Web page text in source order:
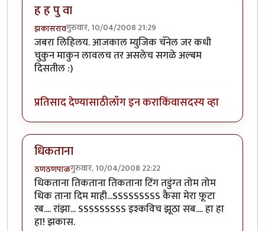
ह ह पु वा
झकासरावगुरुवार, 10/04/2008 21:29
जबरा लिहिलय. आजकाल म्युजिक चॅनेल जर कधी
चुकुन माकुन लावलच तर असलेच सगळे अल्बम
दिसतील :)
प्रतिसाद देण्यासाठीलॉग इन कराकिंवासदस्य व्हा
धिकताना
ठणठणपाळगुरुवार, 10/04/2008 22:22
धिकताना तिकताना तिकताना टिंग तडुंग्त तोम तोम
धिक ताना दिम माही...SSSSSSSSS कैसा मेरा फ़ूटा
रब.... रांझा... SSSSSSSSS इश्कविच झूठा सब.... हा हा
हा! झकास.